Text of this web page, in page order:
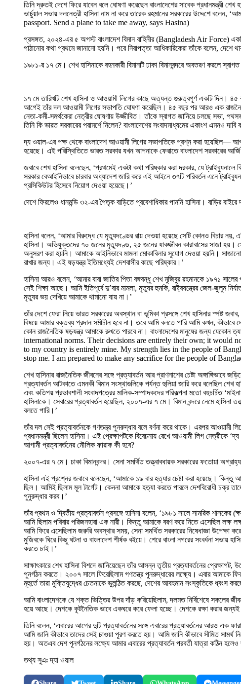
তিনি দ্রুতই দেশে ফিরে যাবেন বলে ঘোষণা করেছেন বাংলাদেশের সাবেক
ভার্চুয়াল সভায় দলনেত্রী হাসিনা নাম না করে তারেক রহমানের সরকারের উদ্দেশে
passport. Send a plane to take me away, says Hasina)
প্রসঙ্গত, ২০২৪-এর ৫ অগস্ট বাংলাদেশ বিমান বাহিনীর (Bangladesh Air Force) একটি
পাঠানোর কথা প্রথমে জানানো হয়নি। পরে নিরাপত্তা আধিকারিকেরা তাঁকে বলেন, দেশে
১৯৮১-র ১৭ মে। শেখ হাসিনাকে বহনকারী বিমানটি ঢাকা বিমানবন্দরে অবতরণ করলে
১৭ মে তারিখটি শেখ হাসিনা ও আওয়ামী লিগের কাছে অত্যন্ত গুরুত্বপূর্ণ একটি দিন।
আগেই তাঁর দল আওয়ামী লিগের সভাপতি ঘোষণা করেছিল। ৪৫ বছর পর আরও এক
নেতা-কর্মী-সমর্থকেরা নেত্রীর ঘোষণায় উজ্জীবিত। তাঁকে স্বাগত জানিয়ে চলছে সভা,
তিনি কি ভারত সরকারের পরামর্শে নিলেন? বাংলাদেশের সংবাদমাধ্যমের একাংশ এমনও
দ্য ওয়াল-এর পক্ষ থেকে বাংলাদেশ আওয়ামী লিগের সভাপতিকে প্রশ্ন করা হয়েছিল—
হয়েছে। এই পরিস্থিতিতে ভারত সরকার যখন আপনাকে ফেরাতে বাংলাদেশ সরকারের
জবাবে শেখ হাসিনা বলেছেন, ‘প্রথমেই একটা কথা পরিষ্কার করা দরকার, যে
সরকার বেআইনিভাবে চারবার অধ্যাদেশ জারি করে এই আইনে ৩৭টি পরিবর্তন এনে
প্রসিকিউটর হিসেবে নিয়োগ দেওয়া হয়েছে।’
দেশে ফিরলেও ধানমন্ডি ৩২-এর পৈতৃক বাড়িতে প্রবেশাধিকার পাননি হাসিনা। বাড়ির বাইরে
হাসিনা বলেন, ‘আমার বিরুদ্ধে যে মৃত্যুদণ্ডের রায় দেওয়া হয়েছে সেটি কোনও বিচার নয়,
হাসিনা। অভিযুক্তদের ৭০ জনের মৃত্যুদণ্ড, ২৫ জনের যাবজ্জীবন কারাবাসের সাজা হয়।
অনুসরণ করা হয়নি। আমাকে আইনিভাবে মামলা মোকাবিলার সুযোগ দেওয়া হয়নি।
রাখার জন্য। এই ষড়যন্ত্র ইতিমধ্যেই দেশবাসীর কাছে পরিষ্কার।’
হাসিনা আরও বলেন, ‘আমার বাবা জাতির পিতা বঙ্গবন্ধু শেখ মুজিবুর রহমানকে ১৯৭১
সেই শিক্ষা আছে। আমি ইতিপূর্বে দু’বার মামলা, মৃত্যুর হুমকি, রাষ্ট্রযন্ত্রের জেল-জুলুম
মৃত্যুর ভয় দেখিয়ে আমাকে থামানো যায় না।’
তাঁর দেশে ফেরা নিয়ে ভারত সরকারের অবস্থান বা ভূমিকা প্রসঙ্গে শেখ হাসিনার স্পষ্ট
বিষয়ে আমার বক্তব্য প্রদান সমীচীন হবে না। তবে আমি বলতে পারি আমি কখন,
কোন রাজনৈতিক ষড়যন্ত্র আমাকে রুখতে পারবে না। বাংলাদেশের মানুষের জন্য
international norms. Their decisions are entirely their own; it would
to my country is entirely mine. My strength lies in the people of
stop me. I am prepared to make any sacrifice for the people of
শেখ হাসিনার রাজনৈতিক জীবনের সঙ্গে প্রত্যাবর্তন আর প্রাণনাশের চেষ্টা
প্রত্যাবর্তন আটকাতে এমনকী বিমান সংস্থাগুলিকে পর্যন্ত হুলিয়া জারি করে বলেছিল শেখ
এবং কতিপয় প্রভাবশালী সংবাদপত্রের মালিক-সম্পাদকদের পরিকল্পনা মতো বহুচর্চিত
হাসিনাকে। সেবারের প্রত্যাবর্তন হয়েছিল, ২০০৭-এর ৭ মে। বিমান বন্দরে নেমে
বলতে পারি।’
তাঁর দল সেই প্রত্যাবর্তনকে গণতন্ত্র পুনরুদ্ধার বলে বর্ণনা করে থাকে। এরপর
প্রধানমন্ত্রী ছিলেন হাসিনা। এই প্রেক্ষাপটকে বিবেচনায় রেখে আওয়ামী লিগ
আগামী প্রত্যাবর্তনের মৌলিক ফারাক কী হবে?
২০০৭-এর ৭ মে। ঢাকা বিমানবন্দর। সেনা সমর্থিত তত্ত্বাবধায়ক সরকারের ফতোয়া
হাসিনা এই প্রশ্নের জবাবে বলেছেন, ‘আমাকে ১৯ বার হত্যার চেষ্টা করা হয়েছে।
ছিল। আমিই ছিলাম মূল টার্গেট। কেননা আমাকে হত্যা করতে পারলে দেশবিরোধী চক্র
পুনুরুদ্ধার করব।’
তাঁর প্রথম ও দ্বিতীয় প্রত্যাবর্তন প্রসঙ্গে হাসিনা বলেন, ‘১৯৮১ সালে সামরিক শাসকের
আমি ছিলাম পরিবার পরিজনহারা এক নারী। কিন্তু আমাকে বরণ করে নিতে এসেছিল লক্ষ
আমি ফিরে এসেছিলাম জরুরি অবস্থার সময়, সেনা সমর্থিত সরকারের নিষেধাজ্ঞা উপেক্ষা
মুজিবকে ঘিরে কিছু ঘটনা ও বাংলাদেশ শীর্ষক বইয়ে। শেরে বাংলা নগরের সংবর্ধনা সভায়
করতে চাই।’
সাক্ষাৎকারে শেখ হাসিনা বিশদে জানিয়েছেন তাঁর আসন্ন তৃতীয় প্রত্যাবর্তনের
পুনর্গঠন করতে। ২০০৭ সালে ফিরেছিলাম গণতন্ত্র পুনরুদ্ধারের লক্ষ্যে। এবার আমাকে
মূহুর্তে তারা মুক্তিযুদ্ধের চেতনাকে ভুলন্ঠিত করছে, দেশের আবহমান সংস্কৃতিকে ধ্বংস
আমি বাংলাদেশকে যে শক্ত ভিত্তির উপর দাঁড় করিয়েছিলাম, দলমত নির্বিশেষে সকলের
হয়ে আছে। দেশকে কূটনৈতিক ভাবে একঘরে করে ফেলা হচ্ছে। দেশকে রক্ষা করার
তিনি বলেন, ‘এবারের আগের দুটি প্রত্যাবর্তনের সঙ্গে এবারের প্রত্যাবর্তনের আরও এক
আমি জানি কীভাবে তাদের সেই চাওয়া পূরণ করতে হয়। আমি জানি কীভাবে সীমিত
হয়। অতএব দেশ পূনর্গঠনের লক্ষ্যে আমার এবারের প্রত্যাবর্তন পরবর্তী যাত্রা কঠিন
তথ্য সুএঃ দ্যা ওয়াল